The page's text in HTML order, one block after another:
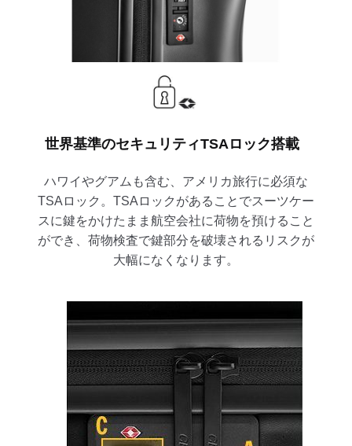
世界基準のセキュリティTSAロック搭載
ハワイやグアムも含む、アメリカ旅行に必須な
TSAロック。TSAロックがあることでスーツケー
スに鍵をかけたまま航空会社に荷物を預けること
ができ、荷物検査で鍵部分を破壊されるリスクが
大幅になくなります。